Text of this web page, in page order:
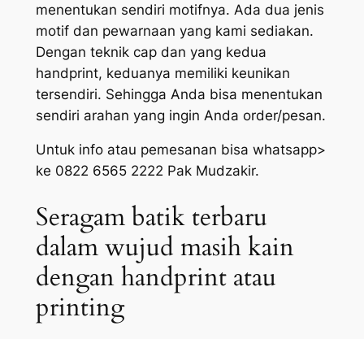
menentukan sendiri motifnya. Ada dua jenis
motif dan pewarnaan yang kami sediakan.
Dengan teknik cap dan yang kedua
handprint, keduanya memiliki keunikan
tersendiri. Sehingga Anda bisa menentukan
sendiri arahan yang ingin Anda order/pesan.
Untuk info atau pemesanan bisa whatsapp>
ke 0822 6565 2222 Pak Mudzakir.
Seragam batik terbaru
dalam wujud masih kain
dengan handprint atau
printing